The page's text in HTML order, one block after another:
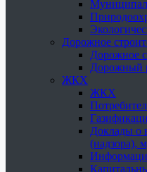
Дорожное
Дорожное
Дорожный
ЖКХ
ЖКХ
Доклады о
(надзора),